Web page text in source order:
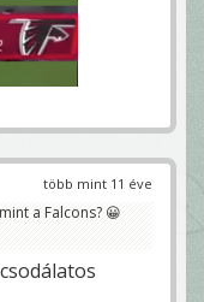
több mint 11 éve
a Falcons? 😀